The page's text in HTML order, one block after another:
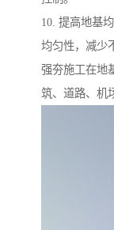
10. 提高地基
均匀性，减少
强夯施工在地
筑、道路、机